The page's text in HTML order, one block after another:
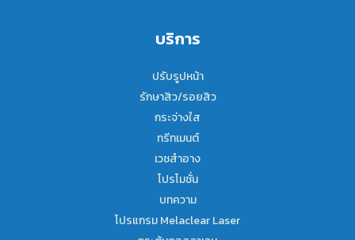
บริการ
ปรับรูปหน้า
รักษาสิว/รอยสิว
กระจ่างใส
ทรีทเมนต์
เวชสำอาง
โปรโมชั่น
บทความ
โปรแกรม Melaclear Laser